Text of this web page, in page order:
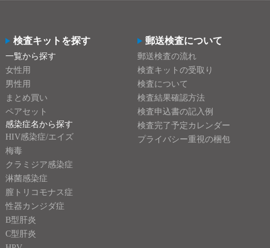
検査キットを探す
一覧から探す
女性用
男性用
まとめ買い
ペアセット
感染症名から探す
HIV感染症/エイズ
梅毒
クラミジア感染症
淋菌感染症
膣トリコモナス症
性器カンジダ症
B型肝炎
C型肝炎
郵送検査について
郵送検査の流れ
検査キットの受取り
検査について
検査結果確認方法
検査申込書の記入例
検査完了予定カレンダー
プライバシー重視の梱包